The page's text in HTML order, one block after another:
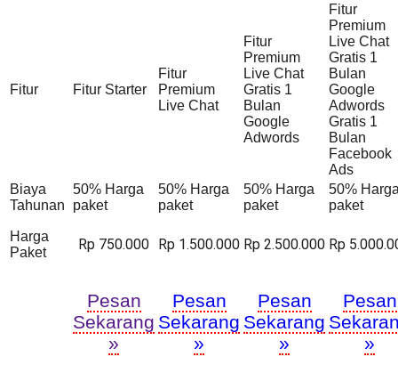
Fitur Fitur Starter
Fitur
Premium
Live Chat
Fitur
Premium
Live Chat
Gratis 1
Bulan
Google
Adwords
Fitur
Premium
Live Chat
Gratis 1
Bulan
Google
Adwords
Gratis 1
Bulan
Facebook
Ads
Biaya
Tahunan
50% Harga
paket
50% Harga
paket
50% Harga
paket
50%
paket
Harga
Paket
Rp 750.000 Rp 1.500.000 Rp 2.500.000 Rp
Pesan
Sekarang
»
Pesan
Sekarang
»
Pesan
Sekarang
»
Pesan
»